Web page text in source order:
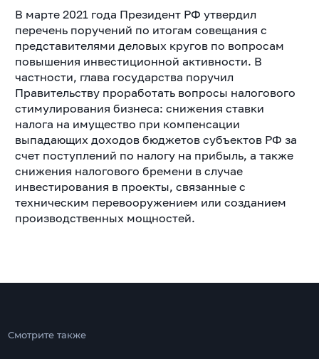
В марте 2021 года Президент РФ утвердил
перечень поручений по итогам совещания с
представителями деловых кругов по вопросам
повышения инвестиционной активности. В
частности, глава государства поручил
Правительству проработать вопросы налогового
стимулирования бизнеса: снижения ставки
налога на имущество при компенсации
выпадающих доходов бюджетов субъектов РФ за
счет поступлений по налогу на прибыль, а также
снижения налогового бремени в случае
инвестирования в проекты, связанные с
техническим перевооружением или созданием
производственных мощностей.
Смотрите также